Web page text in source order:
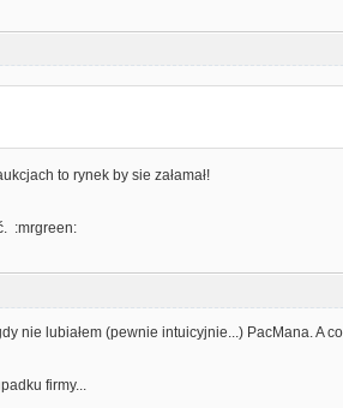
to rynek by sie załamał!
:mrgreen:
nie lubiałem (pewnie intuicyjnie...) PacMana. A
firmy...